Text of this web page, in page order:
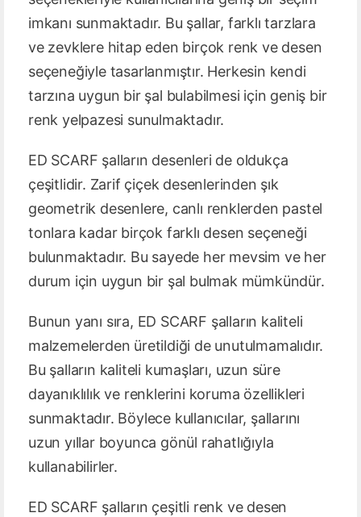
imkanı sunmaktadır. Bu şallar, farklı tarzlara
ve zevklere hitap eden birçok renk ve desen
seçeneğiyle tasarlanmıştır. Herkesin kendi
tarzına uygun bir şal bulabilmesi için geniş bir
renk yelpazesi sunulmaktadır.
ED SCARF şalların desenleri de oldukça
çeşitlidir. Zarif çiçek desenlerinden şık
geometrik desenlere, canlı renklerden pastel
tonlara kadar birçok farklı desen seçeneği
bulunmaktadır. Bu sayede her mevsim ve her
durum için uygun bir şal bulmak mümkündür.
Bunun yanı sıra, ED SCARF şalların kaliteli
malzemelerden üretildiği de unutulmamalıdır.
Bu şalların kaliteli kumaşları, uzun süre
dayanıklılık ve renklerini koruma özellikleri
sunmaktadır. Böylece kullanıcılar, şallarını
uzun yıllar boyunca gönül rahatlığıyla
kullanabilirler.
ED SCARF şalların çeşitli renk ve desen